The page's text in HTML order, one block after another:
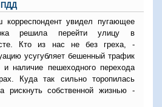
ПДД
увидел пугающее
решила перейти улицу в
Кто из нас не без греха, -
усугубляет бешенный трафик
наличие пешеходного перехода
Куда так сильно торопилась
рискнуть собственной жизнью -